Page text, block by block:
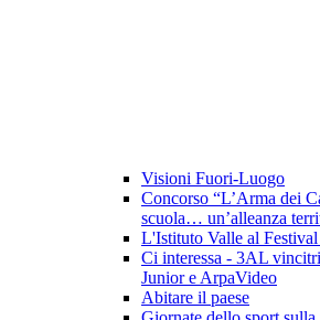
Visioni Fuori-Luogo
Concorso “L’Arma dei
scuola… un’alleanza
L'Istituto Valle al
Ci interessa - 3AL
Junior e ArpaVideo
Abitare il paese